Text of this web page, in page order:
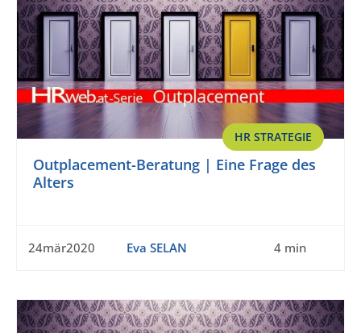
HR STRATEGIE
Outplacement-Beratung | Eine Frage des
Alters
24mär2020 Eva SELAN 4 min